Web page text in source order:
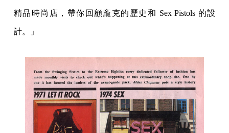
精品時尚店，帶你回顧龐克的歷史和 Sex Pistols 的設
計。」